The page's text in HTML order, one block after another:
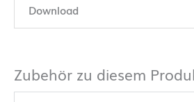
Download
Zubehör zu diesem